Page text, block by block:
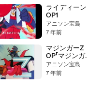
ライディーン
OP1
アニソン宝島
7 年前
マジンガーZ
OP「マジンガ
ーZ」 1972年
製作【アニソ
アニソン宝島
7 年前